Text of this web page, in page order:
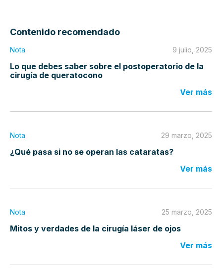
Contenido recomendado
Nota 9 julio, 2025
Lo que debes saber sobre el postoperatorio de la
cirugía de queratocono
Ver más
Nota 29 marzo, 2025
¿Qué pasa si no se operan las cataratas?
Ver más
Nota 25 marzo, 2025
Mitos y verdades de la cirugía láser de ojos
Ver más